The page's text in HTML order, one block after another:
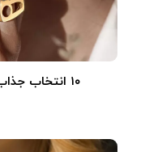
۱۰ انتخاب جذاب برای خرید انگشتر طلا